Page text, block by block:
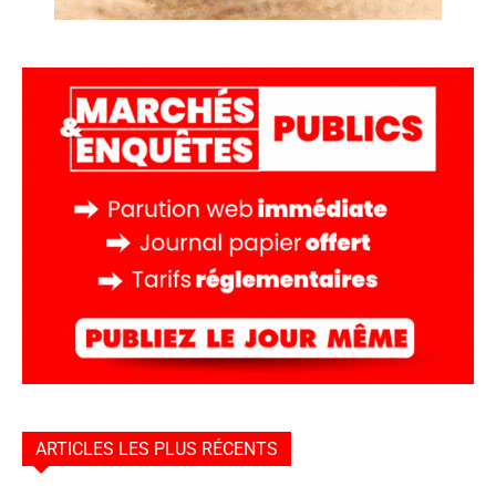
ARTICLES LES PLUS RÉCENTS